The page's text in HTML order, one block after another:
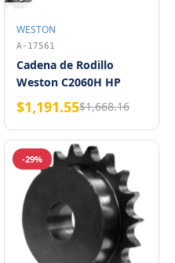
WESTON
A-17561
Cadena de Rodillo
Weston C2060H HP
Hollow Pin (Caja de 10
Pies)
$1,191.55$1,668.16
-29%